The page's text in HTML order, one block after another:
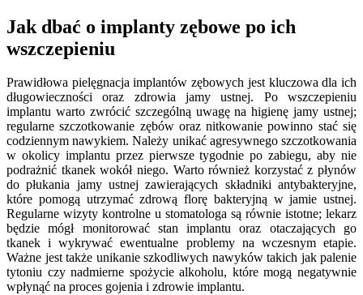
Jak dbać o implanty zębowe po ich
wszczepieniu
Prawidłowa pielęgnacja implantów zębowych jest kluczowa dla ich
długowieczności oraz zdrowia jamy ustnej. Po wszczepieniu
implantu warto zwrócić szczególną uwagę na higienę jamy ustnej;
regularne szczotkowanie zębów oraz nitkowanie powinno stać się
codziennym nawykiem. Należy unikać agresywnego szczotkowania
w okolicy implantu przez pierwsze tygodnie po zabiegu, aby nie
podrażnić tkanek wokół niego. Warto również korzystać z płynów
do płukania jamy ustnej zawierających składniki antybakteryjne,
które pomogą utrzymać zdrową florę bakteryjną w jamie ustnej.
Regularne wizyty kontrolne u stomatologa są równie istotne; lekarz
będzie mógł monitorować stan implantu oraz otaczających go
tkanek i wykrywać ewentualne problemy na wczesnym etapie.
Ważne jest także unikanie szkodliwych nawyków takich jak palenie
tytoniu czy nadmierne spożycie alkoholu, które mogą negatywnie
wpłynąć na proces gojenia i zdrowie implantu.